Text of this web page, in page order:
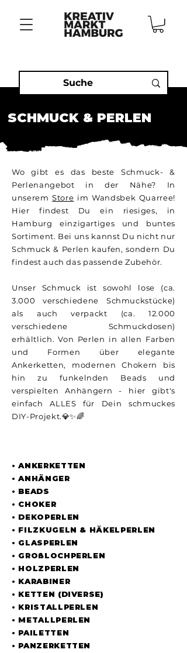
SCHMUCK & PERLEN
Wo gibt es das beste Schmuck- &
Perlenangebot in der Nähe? In
unseremStore im Wandsbek Quarree!
Hier findest Du ein riesiges, in
Hamburg einzigartiges und buntes
Sortiment. Bei uns kannst Du nicht nur
Schmuck & Perlen kaufen, sondern Du
findest auch das passende Zubehör.
Unser Schmuck ist sowohl lose (ca.
3.000 verschiedene Schmuckstücke)
als auch verpackt (ca. 12.000
verschiedene Schmuckdosen)
erhältlich. Von Perlen in allen Farben
und Formen über elegante
Ankerketten, modernen Chokern bis
hin zu funkelnden Beads und
verspielten Anhängern - hier gibt's
einfach ALLES für Dein schmuckes
DIY-Projekt.💎✨🌈
• ANKERKETTEN
• ANHÄNGER
• BEADS
• CHOKER
• DEKOPERLEN
• FILZKUGELN & HÄKELPERLEN
• GLASPERLEN
• GROßLOCHPERLEN
• HOLZPERLEN
• KARABINER
• KETTEN (DIVERSE)
• KRISTALLPERLEN
• METALLPERLEN
• PAILETTEN
• PANZERKETTEN